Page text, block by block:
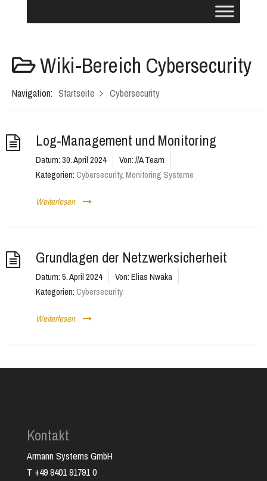
Wiki-Bereich Cybersecurity
Navigation: Startseite Cybersecurity
Log-Management und Monitoring
Datum:30. April 2024 Von://A Team
Kategorien:Cybersecurity,Monitoring Systeme
Weiterlesen
Grundlagen der Netzwerksicherheit
Datum:5. April 2024 Von:Elias Nwaka
Kategorien:Cybersecurity
Weiterlesen
Kontakt
Armann Systems GmbH
T +49 9401 91791 0